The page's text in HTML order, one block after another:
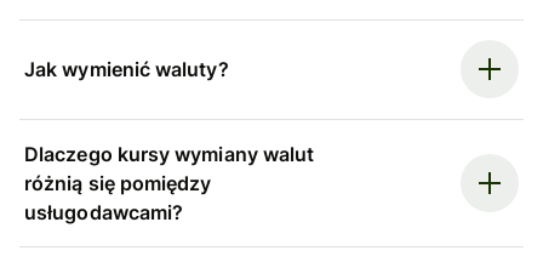
Jak wymienić waluty?
Dlaczego kursy wymiany walut
różnią się pomiędzy
usługodawcami?